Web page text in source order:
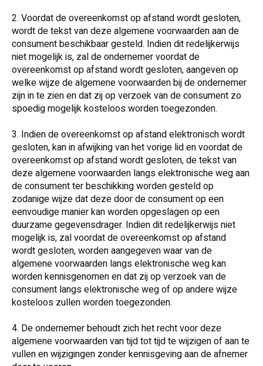
2. Voordat de overeenkomst op afstand wordt gesloten,
wordt de tekst van deze algemene voorwaarden aan de
consument beschikbaar gesteld. Indien dit redelijkerwijs
niet mogelijk is, zal de ondernemer voordat de
overeenkomst op afstand wordt gesloten, aangeven op
welke wijze de algemene voorwaarden bij de ondernemer
zijn in te zien en dat zij op verzoek van de consument zo
spoedig mogelijk kosteloos worden toegezonden.
3. Indien de overeenkomst op afstand elektronisch wordt
gesloten, kan in afwijking van het vorige lid en voordat de
overeenkomst op afstand wordt gesloten, de tekst van
deze algemene voorwaarden langs elektronische weg aan
de consument ter beschikking worden gesteld op
zodanige wijze dat deze door de consument op een
eenvoudige manier kan worden opgeslagen op een
duurzame gegevensdrager. Indien dit redelijkerwijs niet
mogelijk is, zal voordat de overeenkomst op afstand
wordt gesloten, worden aangegeven waar van de
algemene voorwaarden langs elektronische weg kan
worden kennisgenomen en dat zij op verzoek van de
consument langs elektronische weg of op andere wijze
kosteloos zullen worden toegezonden.
4. De ondernemer behoudt zich het recht voor deze
algemene voorwaarden van tijd tot tijd te wijzigen of aan te
vullen en wijzigingen zonder kennisgeving aan de afnemer